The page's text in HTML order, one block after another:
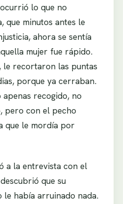
lo que no
que minutos antes le
ahora se sentía
mujer fue rápido.
le recortaron las puntas
porque ya cerraban.
recogido, no
pero con el pecho
que le mordía por
a la entrevista con el
que su
le había arruinado nada.